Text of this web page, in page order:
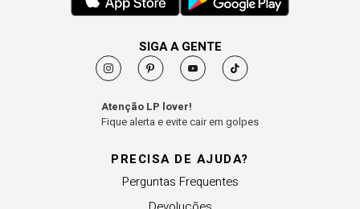
PRECISA DE AJUDA?
Perguntas Frequentes
SIGA A GENTE
Atenção LP lover!
Fique alerta e evite cair em golpes